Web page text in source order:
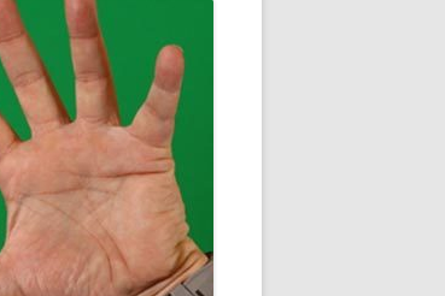
DOWNLOADS
FAQ
DATENSCHUTZ
IMPRESSUM